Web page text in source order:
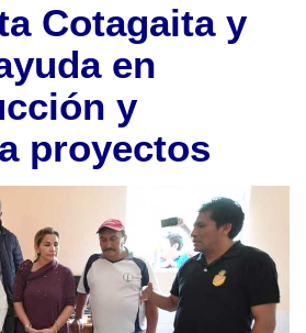
Cotagaita y
en
y
proyectos